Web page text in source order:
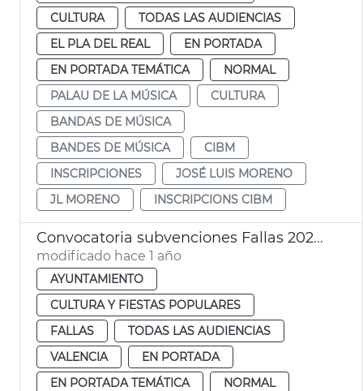
CULTURA
TODAS LAS AUDIENCIAS
EL PLA DEL REAL
EN PORTADA
EN PORTADA TEMÁTICA
NORMAL
PALAU DE LA MÚSICA
CULTURA
BANDAS DE MÚSICA
BANDES DE MÚSICA
CIBM
INSCRIPCIONES
JOSÉ LUIS MORENO
JL MORENO
INSCRIPCIONS CIBM
Convocatoria subvenciones Fallas 2025 pirotecnia agrupaciones musicales
modificado hace 1 año
AYUNTAMIENTO
CULTURA Y FIESTAS POPULARES
FALLAS
TODAS LAS AUDIENCIAS
VALENCIA
EN PORTADA
EN PORTADA TEMÁTICA
NORMAL